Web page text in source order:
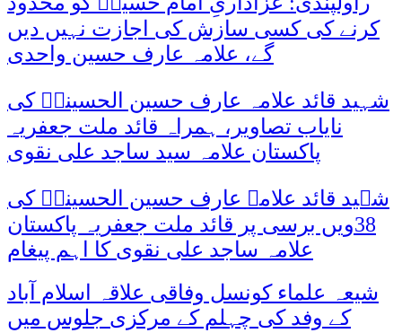
کرنے کی کسی سازش کی اجازت نہیں دیں
گے، علامہ عارف حسین واحدی
شہید قائد علامہ عارف حسین الحسینیؒ کی
نایاب تصاویر، ہمراہ قائد ملت جعفریہ
پاکستان علامہ سید ساجد علی نقوی
شہید قائد علامہ عارف حسین الحسینیؒ کی
38ویں برسی پر قائد ملت جعفریہ پاکستان
علامہ ساجد علی نقوی کا اہم پیغام
شیعہ علماء کونسل وفاقی علاقہ اسلام آباد
کے وفد کی چہلم کے مرکزی جلوس میں